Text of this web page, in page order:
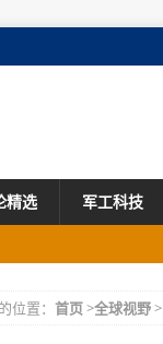
精选 军工科技
位置： 首页>全球视野>